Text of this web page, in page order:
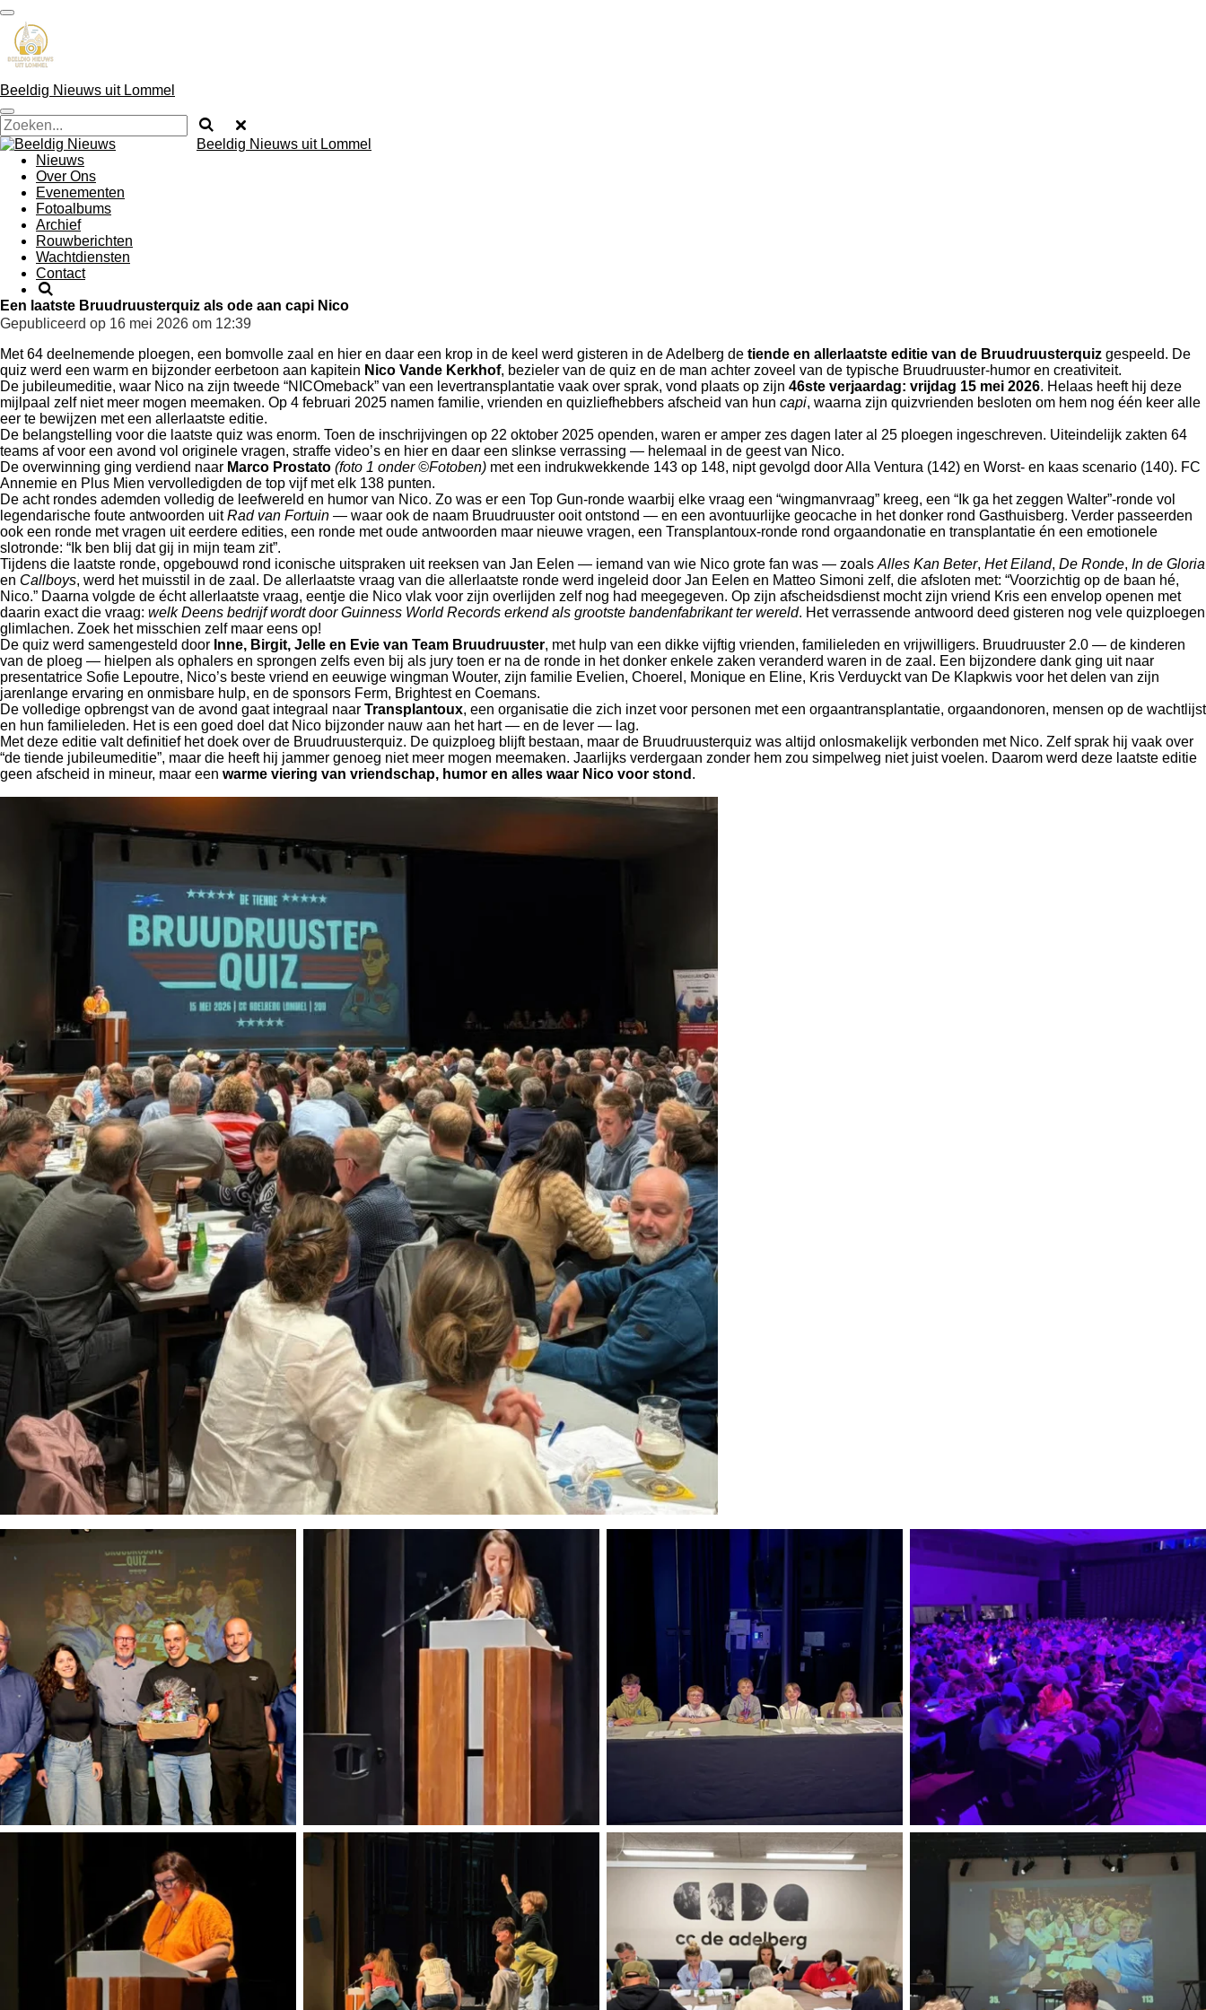
Ga
direct
naar
de
Beeldig Nieuws uit Lommel
Beeldig Nieuws uit Lommel
Nieuws
Over Ons
Evenementen
Fotoalbums
Archief
Rouwberichten
Wachtdiensten
Contact
Een laatste Bruudruusterquiz als ode aan capi Nico
Gepubliceerd op 16 mei 2026 om 12:39
Met 64 deelnemende ploegen, een bomvolle zaal en hier en daar een krop in de keel werd gisteren in de Adelberg de tiende en allerlaatste editie van de Bruudruusterquiz gespeeld. De
quiz werd een warm en bijzonder eerbetoon aan kapitein Nico Vande Kerkhof, bezieler van de quiz en de man achter zoveel van de typische Bruudruuster-humor en creativiteit.
De jubileumeditie, waar Nico na zijn tweede “NICOmeback” van een levertransplantatie vaak over sprak, vond plaats op zijn 46ste verjaardag: vrijdag 15 mei 2026. Helaas heeft hij deze
mijlpaal zelf niet meer mogen meemaken. Op 4 februari 2025 namen familie, vrienden en quizliefhebbers afscheid van hun capi, waarna zijn quizvrienden besloten om hem nog één keer alle
eer te bewijzen met een allerlaatste editie.
De belangstelling voor die laatste quiz was enorm. Toen de inschrijvingen op 22 oktober 2025 openden, waren er amper zes dagen later al 25 ploegen ingeschreven. Uiteindelijk zakten 64
teams af voor een avond vol originele vragen, straffe video’s en hier en daar een slinkse verrassing — helemaal in de geest van Nico.
De overwinning ging verdiend naar Marco Prostato (foto 1 onder ©Fotoben) met een indrukwekkende 143 op 148, nipt gevolgd door Alla Ventura (142) en Worst- en kaas scenario (140). FC
Annemie en Plus Mien vervolledigden de top vijf met elk 138 punten.
De acht rondes ademden volledig de leefwereld en humor van Nico. Zo was er een Top Gun-ronde waarbij elke vraag een “wingmanvraag” kreeg, een “Ik ga het zeggen Walter”-ronde vol
legendarische foute antwoorden uitRad van Fortuin — waar ook de naam Bruudruuster ooit ontstond — en een avontuurlijke geocache in het donker rond Gasthuisberg. Verder passeerden
ook een ronde met vragen uit eerdere edities, een ronde met oude antwoorden maar nieuwe vragen, een Transplantoux-ronde rond orgaandonatie en transplantatie én een emotionele
slotronde: “Ik ben blij dat gij in mijn team zit”.
Tijdens die laatste ronde, opgebouwd rond iconische uitspraken uit reeksen van Jan Eelen — iemand van wie Nico grote fan was — zoals Alles Kan Beter, Het Eiland, De Ronde, In de Gloria
en Callboys, werd het muisstil in de zaal. De allerlaatste vraag van die allerlaatste ronde werd ingeleid door Jan Eelen en Matteo Simoni zelf, die afsloten met: “Voorzichtig op de baan hé,
Nico.” Daarna volgde de écht allerlaatste vraag, eentje die Nico vlak voor zijn overlijden zelf nog had meegegeven. Op zijn afscheidsdienst mocht zijn vriend Kris een envelop openen met
daarin exact die vraag: welk Deens bedrijf wordt door Guinness World Records erkend als grootste bandenfabrikant ter wereld. Het verrassende antwoord deed gisteren nog vele quizploegen
glimlachen. Zoek het misschien zelf maar eens op!
De quiz werd samengesteld door Inne, Birgit, Jelle en Evie van Team Bruudruuster, met hulp van een dikke vijftig vrienden, familieleden en vrijwilligers. Bruudruuster 2.0 — de kinderen
van de ploeg — hielpen als ophalers en sprongen zelfs even bij als jury toen er na de ronde in het donker enkele zaken veranderd waren in de zaal. Een bijzondere dank ging uit naar
presentatrice Sofie Lepoutre, Nico’s beste vriend en eeuwige wingman Wouter, zijn familie Evelien, Choerel, Monique en Eline, Kris Verduyckt van De Klapkwis voor het delen van zijn
jarenlange ervaring en onmisbare hulp, en de sponsors Ferm, Brightest en Coemans.
De volledige opbrengst van de avond gaat integraal naar Transplantoux, een organisatie die zich inzet voor personen met een orgaantransplantatie, orgaandonoren, mensen op de wachtlijst
en hun familieleden. Het is een goed doel dat Nico bijzonder nauw aan het hart — en de lever — lag.
Met deze editie valt definitief het doek over de Bruudruusterquiz. De quizploeg blijft bestaan, maar de Bruudruusterquiz was altijd onlosmakelijk verbonden met Nico. Zelf sprak hij vaak over
“de tiende jubileumeditie”, maar die heeft hij jammer genoeg niet meer mogen meemaken. Jaarlijks verdergaan zonder hem zou simpelweg niet juist voelen. Daarom werd deze laatste editie
geen afscheid in mineur, maar een warme viering van vriendschap, humor en alles waar Nico voor stond .